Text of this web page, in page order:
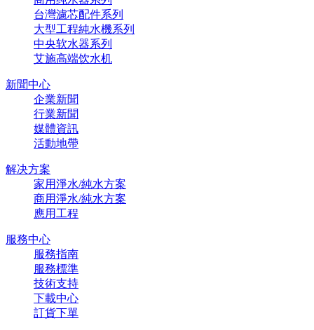
台灣濾芯配件系列
大型工程純水機系列
中央软水器系列
艾施高端饮水机
新聞中心
企業新聞
行業新聞
媒體資訊
活動地帶
解决方案
家用淨水/純水方案
商用淨水/純水方案
應用工程
服務中心
服務指南
服務標準
技術支持
下載中心
訂貨下單